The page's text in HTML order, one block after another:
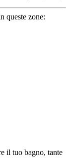
queste zone:
il tuo bagno, tante